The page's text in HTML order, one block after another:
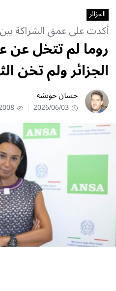
الجزائر
أكدت على عمق الشراكة بين
روما لم تتخل عن
الجزائر ولم تخن
حسان حويشة
2026/06/03